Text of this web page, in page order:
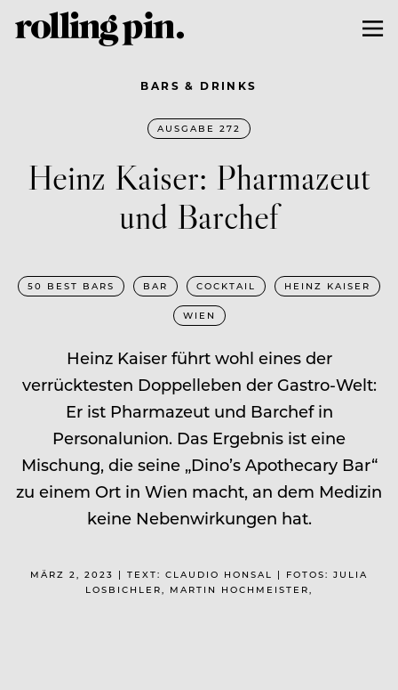
BARS & DRINKS
AUSGABE 272
Heinz Kaiser: Pharmazeut
und Barchef
50 BEST BARS BAR COCKTAIL HEINZ KAISER
WIEN
Heinz Kaiser führt wohl eines der
verrücktesten Doppelleben der Gastro-Welt:
Er ist Pharmazeut und Barchef in
Personalunion. Das Ergebnis ist eine
Mischung, die seine „Dino’s Apothecary Bar“
zu einem Ort in Wien macht, an dem Medizin
keine Nebenwirkungen hat.
MÄRZ 2, 2023 | TEXT: CLAUDIO HONSAL | FOTOS: JULIA
LOSBICHLER, MARTIN HOCHMEISTER,